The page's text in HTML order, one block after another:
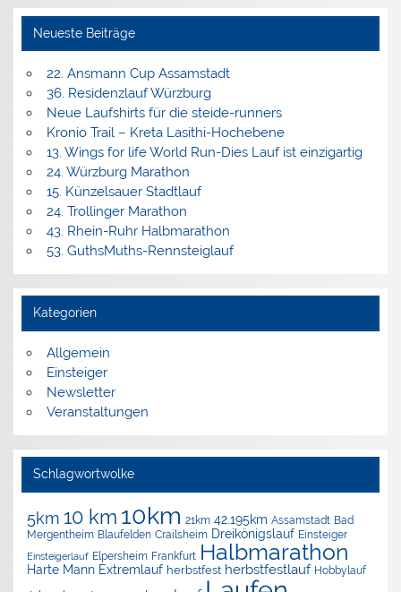
Neueste Beiträge
22. Ansmann Cup Assamstadt
36. Residenzlauf Würzburg
Neue Laufshirts für die steide-runners
Kronio Trail – Kreta Lasithi-Hochebene
13. Wings for life World Run-Dies Lauf ist einzigartig
24. Würzburg Marathon
15. Künzelsauer Stadtlauf
24. Trollinger Marathon
43. Rhein-Ruhr Halbmarathon
53. GuthsMuths-Rennsteiglauf
Kategorien
Allgemein
Einsteiger
Newsletter
Veranstaltungen
Schlagwortwolke
5km 10 km 10km 21km 42.195km Assamstadt Bad
Mergentheim Blaufelden Crailsheim Dreikönigslauf Einsteiger
Einsteigerlauf Elpersheim Frankfurt Halbmarathon
Harte Mann Extremlauf herbstfest herbstfestlauf Hobbylauf